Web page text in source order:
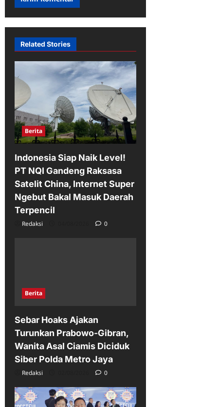
Related Stories
Berita
Indonesia Siap Naik Level!
PT NQI Gandeng Raksasa
Satelit China, Internet Super
Ngebut Bakal Masuk Daerah
Terpencil
Redaksi 0
Berita
Sebar Hoaks Ajakan
Turunkan Prabowo-Gibran,
Wanita Asal Ciamis Diciduk
Siber Polda Metro Jaya
Redaksi 0